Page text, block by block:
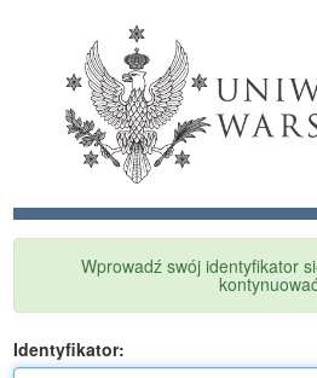
Wprowadź swój identyfikator
Identyfikator: